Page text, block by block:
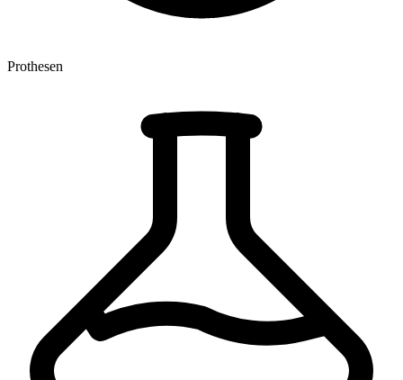
Prothesen